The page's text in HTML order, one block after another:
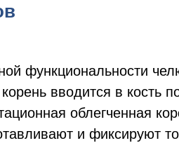
функциональности
вводится в кость
облегченная
и фиксируют